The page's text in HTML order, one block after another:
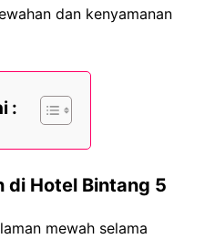
dan kenyamanan
:
di Hotel Bintang 5
mewah selama